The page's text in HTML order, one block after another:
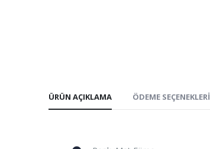
ÜRÜN AÇIKLAMA ÖDEME SEÇENEKLERI